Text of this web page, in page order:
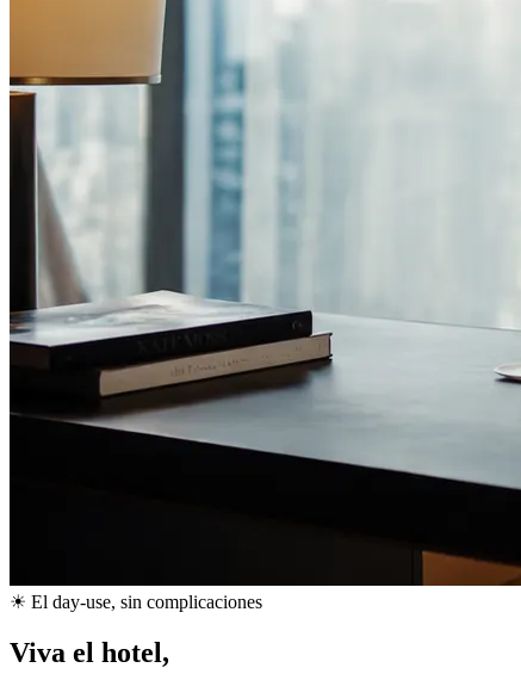
☀ El day-use, sin complicaciones
Viva el hotel,